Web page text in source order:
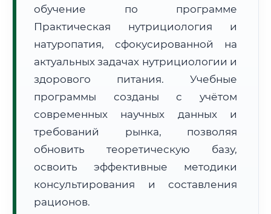
🗺️ Зона обслуживания: г. Ярославль
Расчет логистики оригиналов:
• Маршрут транзита:
• Экспресс-доставка СДЭК / Почтой:4–6 рабочих дней
📜 Документы и аккредитация ФИС ФРДО
обучение по программе
Практическая нутрициология и
натуропатия, сфокусированной на
актуальных задачах нутрициологии и
здорового питания. Учебные
программы созданы с учётом
современных научных данных и
требований рынка, позволяя
обновить теоретическую базу,
освоить эффективные методики
консультирования и составления
рационов.